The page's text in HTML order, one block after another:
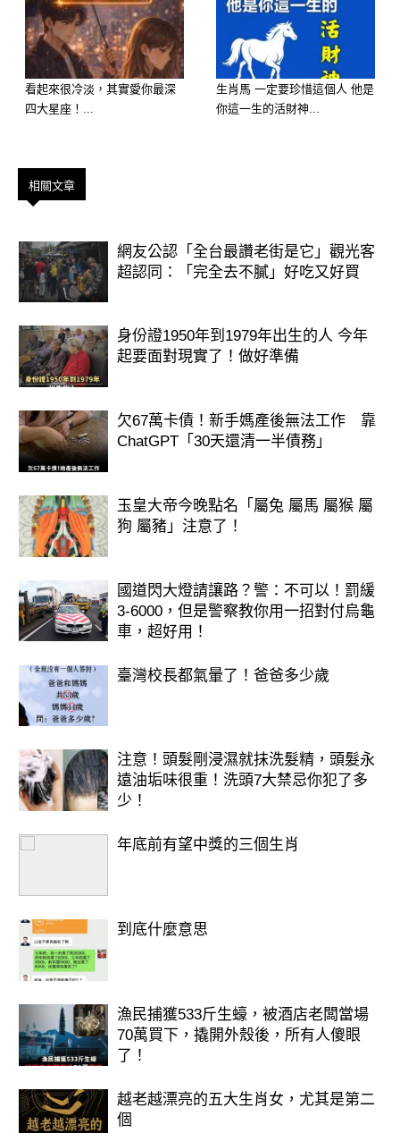
迎接生活的每一天。這才是先知現象真
正意圖所在。
看起來很冷淡，其實愛你最深
四大星座！...
生肖馬 一定要珍惜這個人 他是
你這一生的活財神...
相關文章
網友公認「全台最讚老街是它」觀光客
超認同：「完全去不膩」好吃又好買
身份證1950年到1979年出生的人 今年
起要面對現實了！做好準備
欠67萬卡債！新手媽產後無法工作 靠
ChatGPT「30天還清一半債務」
玉皇大帝今晚點名「屬兔 屬馬 屬猴 屬
狗 屬豬」注意了！
國道閃大燈請讓路？警：不可以！罰緩
3-6000，但是警察教你用一招對付烏龜
車，超好用！
臺灣校長都氣暈了！爸爸多少歲
注意！頭髮剛浸濕就抹洗髮精，頭髮永
遠油垢味很重！洗頭7大禁忌你犯了多
少！
年底前有望中獎的三個生肖
到底什麼意思
漁民捕獲533斤生蠔，被酒店老闆當場
70萬買下，撬開外殼後，所有人傻眼
了！
越老越漂亮的五大生肖女，尤其是第二
個